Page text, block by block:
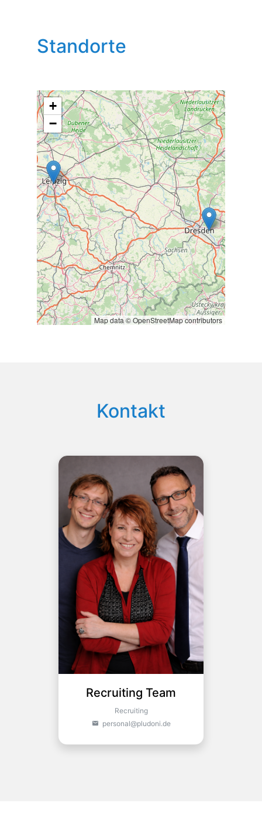
Standorte
+
−
Map data © OpenStreetMap contributors
Kontakt
Recruiting Team
Recruiting
personal@pludoni.de